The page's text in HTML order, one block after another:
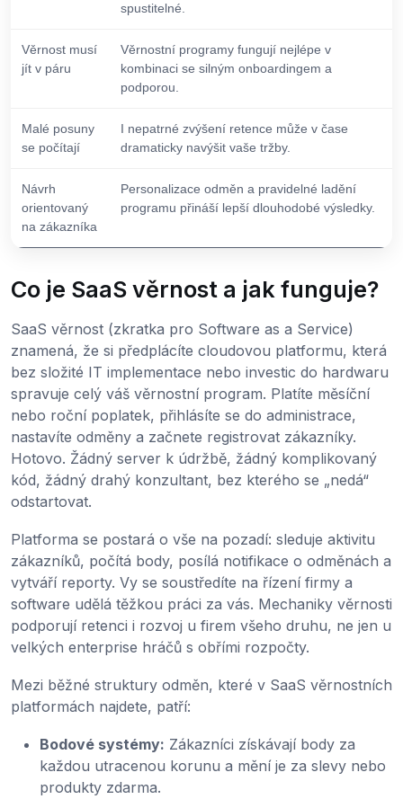
spustitelné.
Věrnost musí
jít v páru
Věrnostní programy fungují nejlépe v
kombinaci se silným onboardingem a
podporou.
Malé posuny
se počítají
I nepatrné zvýšení retence může v čase
dramaticky navýšit vaše tržby.
Návrh
orientovaný
na zákazníka
Personalizace odměn a pravidelné ladění
programu přináší lepší dlouhodobé výsledky.
Co je SaaS věrnost a jak funguje?
SaaS věrnost (zkratka pro Software as a Service)
znamená, že si předplácíte cloudovou platformu, která
bez složité IT implementace nebo investic do hardwaru
spravuje celý váš věrnostní program. Platíte měsíční
nebo roční poplatek, přihlásíte se do administrace,
nastavíte odměny a začnete registrovat zákazníky.
Hotovo. Žádný server k údržbě, žádný komplikovaný
kód, žádný drahý konzultant, bez kterého se „nedá“
odstartovat.
Platforma se postará o vše na pozadí: sleduje aktivitu
zákazníků, počítá body, posílá notifikace o odměnách a
vytváří reporty. Vy se soustředíte na řízení firmy a
software udělá těžkou práci za vás. Mechaniky věrnosti
podporují retenci i rozvoj u firem všeho druhu, ne jen u
velkých enterprise hráčů s obřími rozpočty.
Mezi běžné struktury odměn, které v SaaS věrnostních
platformách najdete, patří:
Bodové systémy: Zákazníci získávají body za
každou utracenou korunu a mění je za slevy nebo
produkty zdarma.